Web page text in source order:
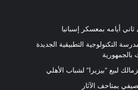
أيامه بمعسكر إسبانيا
التكنولوجية التطبيقية الجديدة
لبيع “بيزيرا” لشباب الأهلي
بمتاحف الآثار